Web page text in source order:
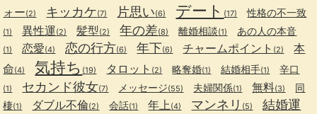
ォー(2) キッカケ(7) 片思い(6) デート (17) 性格の不一致
(1) 異性運(2) 髪型(2) 年の差(8) 離婚相談(1) あの人の本音
(1) 恋愛(4) 恋の行方(6) 年下(6) チャームポイント (2)
本
命(4) 気持ち (19) タロット (2) 略奪婚(1) 結婚相手(1) 辛口
(1) セカンド彼女(7) メッセージ(55) 夫婦関係(1) 無料(3)
同
棲(1) ダブル不倫(2) 会話(1) 年上(4) マンネリ (5) 結婚運